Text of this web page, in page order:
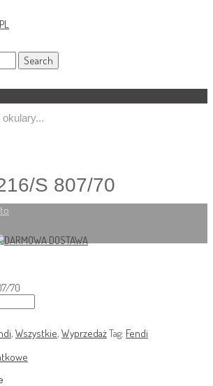
S 807/70
70
, Wszystkie, WyprzedażTag: Fendi